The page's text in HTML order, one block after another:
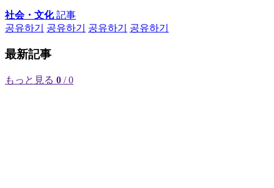
社会・文化記事
공유하기
공유하기 공유하기 공유하기
最新記事
もっと見る 0 / 0